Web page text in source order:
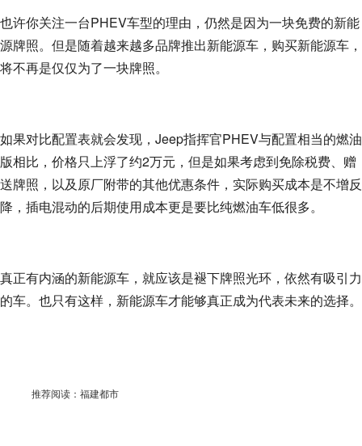
也许你关注一台PHEV车型的理由，仍然是因为一块免费的新能
源牌照。但是随着越来越多品牌推出新能源车，购买新能源车，
将不再是仅仅为了一块牌照。
如果对比配置表就会发现，Jeep指挥官PHEV与配置相当的燃油
版相比，价格只上浮了约2万元，但是如果考虑到免除税费、赠
送牌照，以及原厂附带的其他优惠条件，实际购买成本是不增反
降，插电混动的后期使用成本更是要比纯燃油车低很多。
真正有内涵的新能源车，就应该是褪下牌照光环，依然有吸引力
的车。也只有这样，新能源车才能够真正成为代表未来的选择。
推荐阅读： 福建都市